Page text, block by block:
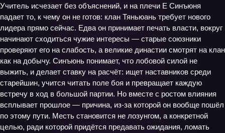
Учитель исчезает без объяснений, и на плечи Е Синъюня
падает то, к чему он не готов: клан Тяньюань требует нового
лидера прямо сейчас. Едва он принимает печать власти, вокруг
начинают сходиться чужие интересы — старые союзники
проверяют его на слабость, а великие династии смотрят на клан
как на добычу. Синъюнь понимает, что лобовой силой не
выжить, и делает ставку на расчёт: ищет наставников среди
старейшин, учится читать поле боя и превращает каждую
встречу в ход в большой партии. Но вместе с ростом влияния
всплывает прошлое — причина, из‑за которой он вообще пошёл
по этому пути. Месть становится не лозунгом, а конкретной
целью, ради которой придётся предавать ожидания, ломать